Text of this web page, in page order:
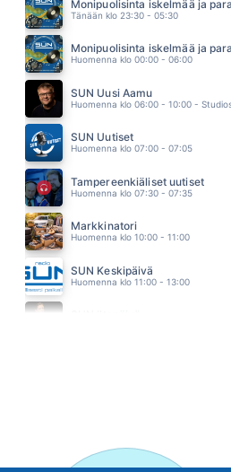
TAIKAPEILI
13.27
ELLINOORA
13.20
ABBA
13.11
Monipuolisinta iskelmää ja
Tänään klo 23:30 - 05:30
Monipuolisinta iskelmää ja
Huomenna klo 00:00 - 06:00
SUN Uusi Aamu
Huomenna klo 06:00 - 10:00 -
SUN Uutiset
Huomenna klo 07:00 - 07:05
Tampereenkiäliset uutiset
Huomenna klo 07:30 - 07:35
Markkinatori
Huomenna klo 10:00 - 11:00
SUN Keskipäivä
Huomenna klo 11:00 - 13:00